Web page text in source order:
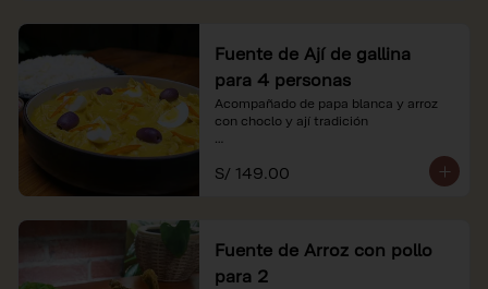
Fuente de Ají de gallina
para 4 personas
Acompañado de papa blanca y arroz
con choclo y ají tradición
*Nuestros precios están expresados en
soles e incluyen impuestos de ley y
S/ 149.00
Fuente de Arroz con pollo
para 2